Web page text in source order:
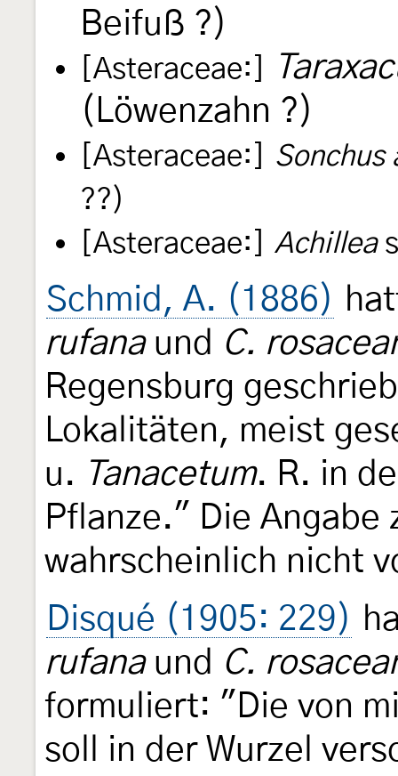
Beifuß ?)
[Asteraceae:]
(Löwenzahn ?)
[Asteraceae:]
Sonchus
??)
[Asteraceae:]
Achillea
Schmid, A. (1886)
rufanaund C.
Regensburg
Lokalitäten, meist
u. Tanacetum. R. in
Pflanze." Die Angabe
wahrscheinlich nicht
Disqué (1905: 229)
rufanaund C.
formuliert: "Die von
soll in der Wurzel